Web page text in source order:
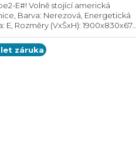
E#! Volně stojící americká
Barva: Nerezová, Energetická
E, Rozměry (VxŠxH): 1900x830x677
Celkový objem: 436 l, Technologie:
Max. hlučnost: 41 dB, Roční
let záruka